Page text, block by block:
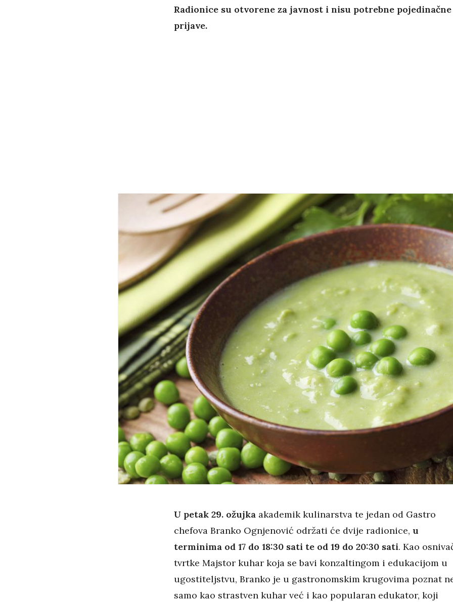
Radionice su otvorene za javnost i nisu potrebne pojedinačne
prijave.
U petak 29. ožujkaakademik kulinarstva te jedan od Gastro
chefova Branko Ognjenović održati će dvije radionice, u
terminima od 17 do 18:30 sati te od 19 do 20:30 sati. Kao
tvrtke Majstor kuhar koja se bavi konzaltingom i edukacijom u
ugostiteljstvu, Branko je u gastronomskim krugovima poznat
samo kao strastven kuhar već i kao popularan edukator, koji